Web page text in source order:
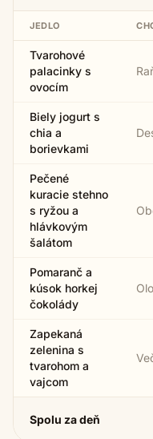
JEDLO
Tvarohové
palacinky s
ovocím
Biely jogurt s
chia a
borievkami
Pečené
kuracie stehno
s ryžou a
hlávkovým
šalátom
Pomaranč a
kúsok horkej
čokolády
Zapekaná
zelenina s
tvarohom a
vajcom
Spolu za deň